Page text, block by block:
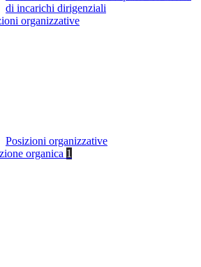
di incarichi dirigenziali
organizzative
Posizioni organizzative
organica 1